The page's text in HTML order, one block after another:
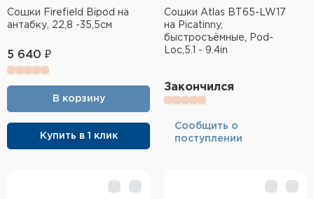
Инструмент для заточки
Кобуры и системы ношения
Кейсы и ящики для патронов и
снаряжения
Cошки Firefield Bipod на
антабку, 22,8 -35,5см
5 640 ₽
В корзину
Купить в 1 клик
Сошки Atlas BT65-LW17
на Picatinny,
быстросъёмные, Pod-
Loc,5.1 - 9.4in
Закончился
Cообщить о
поступлении